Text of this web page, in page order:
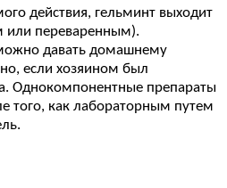
действия, гельминт выходит
переваренным).
давать домашнему
если хозяином был
Однокомпонентные препараты
того, как лабораторным путем